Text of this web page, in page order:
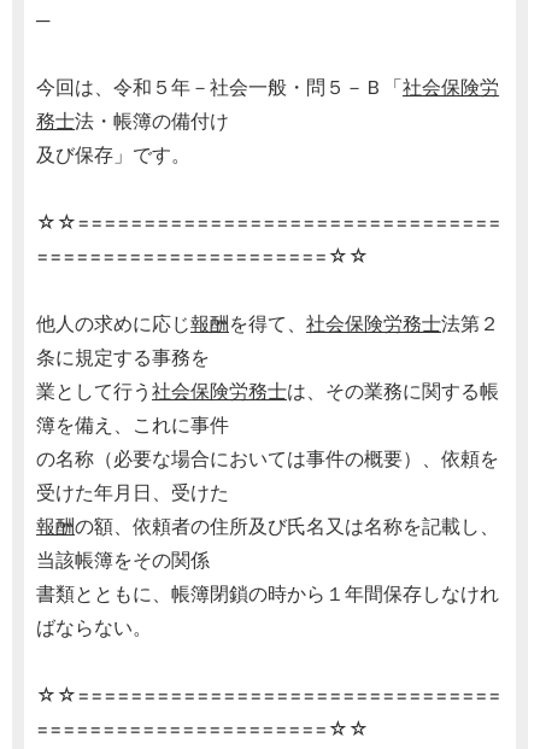
─
今回は、令和５年－社会一般・問５－Ｂ「社会保険労
務士法・帳簿の備付け
及び保存」です。
☆☆================================
======================☆☆
他人の求めに応じ報酬を得て、 社会保険労務士法第２
条に規定する事務を
業として行う 社会保険労務士は、その業務に関する帳
簿を備え、これに事件
の名称（必要な場合においては事件の概要）、依頼を
受けた年月日、受けた
報酬の額、依頼者の住所及び氏名又は名称を記載し、
当該帳簿をその関係
書類とともに、帳簿閉鎖の時から１年間保存しなけれ
ばならない。
☆☆================================
======================☆☆